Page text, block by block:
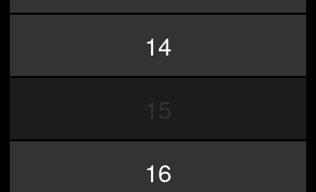
14
15
16